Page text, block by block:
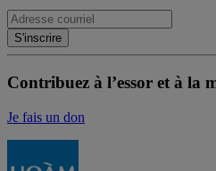
Contribuez à l’essor et à la
Je fais un don